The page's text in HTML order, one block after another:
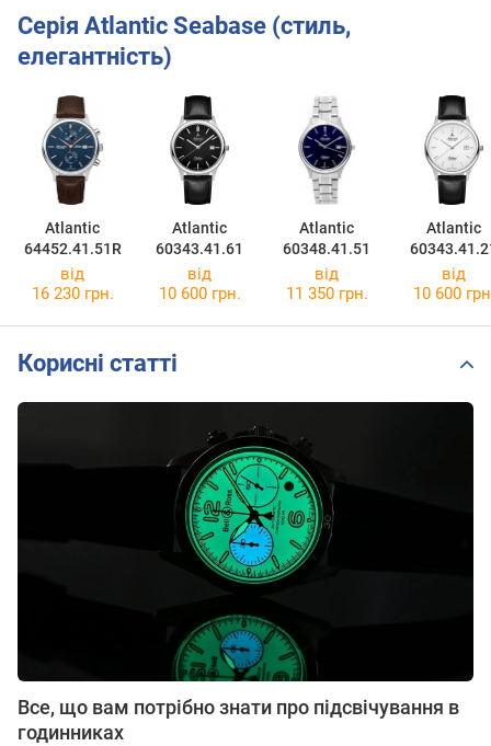
Серія Atlantic Seabase (стиль,
елегантність)
Atlantic
64452.41.51R
Atlantic
60343.41.61
Atlantic
60348.41.51
Atlantic
від
16 230 грн.
від
10 600 грн.
від
11 350 грн.
від
10 600
Корисні статті
Все, що вам потрібно знати про підсвічування в
годинниках